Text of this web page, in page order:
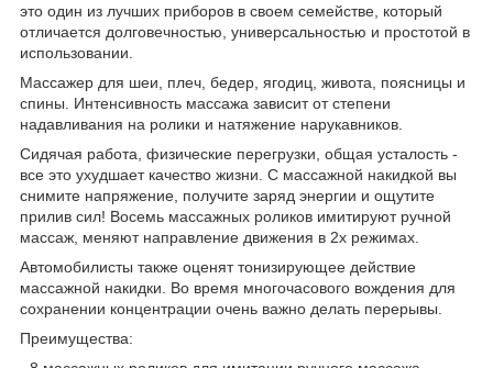
это один из лучших приборов в своем семействе, который
отличается долговечностью, универсальностью и простотой в
использовании.
Массажер для шеи, плеч, бедер, ягодиц, живота, поясницы и
спины. Интенсивность массажа зависит от степени
надавливания на ролики и натяжение нарукавников.
Сидячая работа, физические перегрузки, общая усталость -
все это ухудшает качество жизни. С массажной накидкой вы
снимите напряжение, получите заряд энергии и ощутите
прилив сил! Восемь массажных роликов имитируют ручной
массаж, меняют направление движения в 2х режимах.
Автомобилисты также оценят тонизирующее действие
массажной накидки. Во время многочасового вождения для
сохранении концентрации очень важно делать перерывы.
Преимущества: